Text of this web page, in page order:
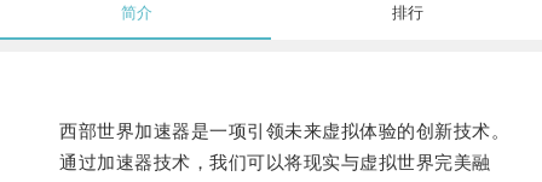
简介 排行
西部世界加速器是一项引领未来虚拟体验的创新技术。
通过加速器技术，我们可以将现实与虚拟世界完美融